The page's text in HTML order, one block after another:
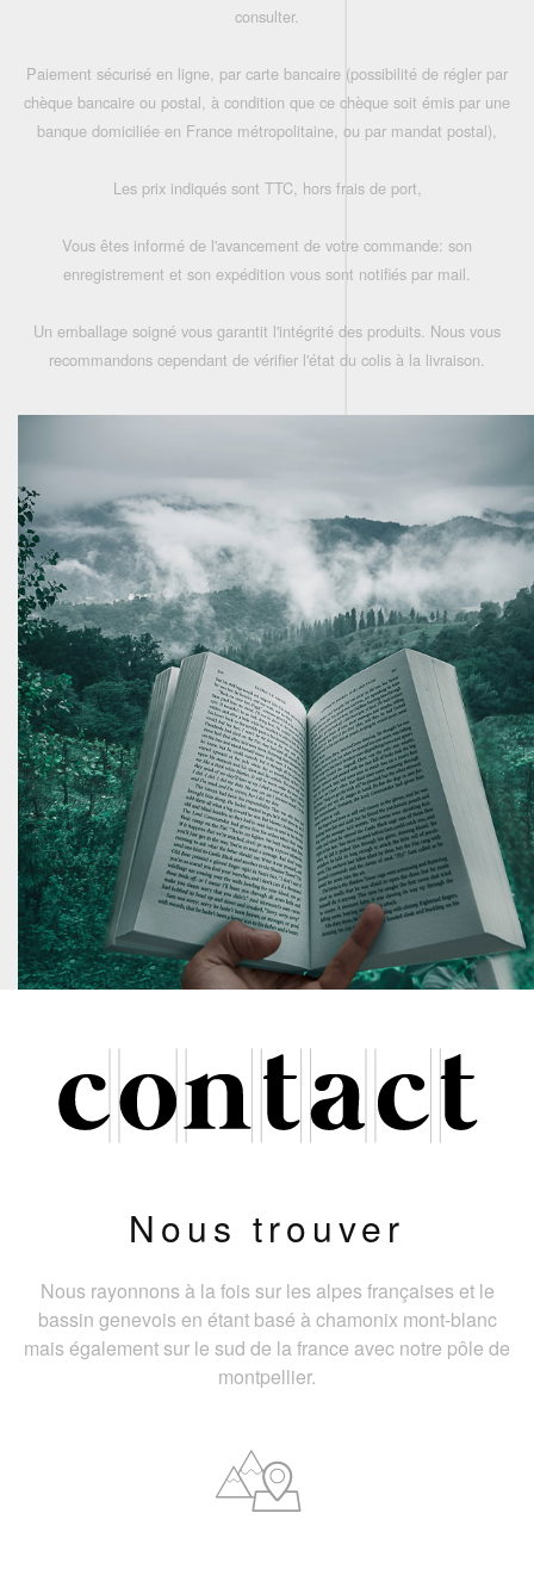
consulter.
Paiement sécurisé en ligne, par carte bancaire (possibilité de régler par
chèque bancaire ou postal, à condition que ce chèque soit émis par une
banque domiciliée en France métropolitaine, ou par mandat postal),
Les prix indiqués sont TTC, hors frais de port,
Vous êtes informé de l'avancement de votre commande: son
enregistrement et son expédition vous sont notifiés par mail.
Un emballage soigné vous garantit l'intégrité des produits. Nous vous
recommandons cependant de vérifier l'état du colis à la livraison.
Nous trouver
Nous rayonnons à la fois sur les alpes françaises et le
bassin genevois en étant basé à chamonix mont-blanc
mais également sur le sud de la france avec notre pôle de
montpellier.